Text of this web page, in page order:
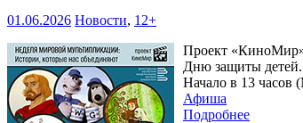
01.06.2026 Новости, 12+
Проект «КиноМир»
Дню защиты детей.
Начало в 13 часов
Афиша
Подробнее